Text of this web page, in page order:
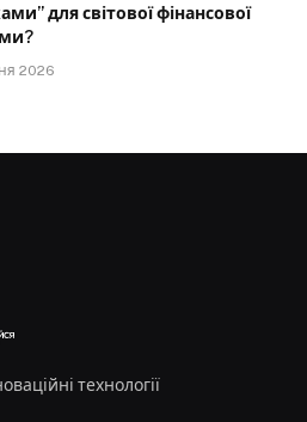
для світової фінансової
2026
технології